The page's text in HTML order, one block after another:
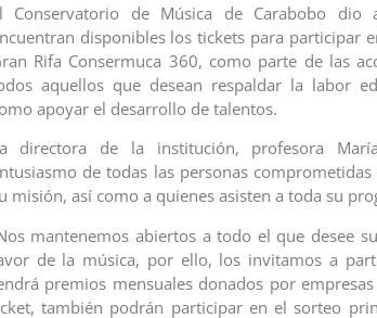
Conservatorio de Música de Carabobo
disponibles los tickets para participar
Rifa Consermuca 360, como parte de las
aquellos que desean respaldar la labor
apoyar el desarrollo de talentos.
directora de la institución, profesora
de todas las personas
misión, así como a quienes asisten a toda su
mantenemos abiertos a todo el que desee
de la música, por ello, los invitamos a
premios mensuales donados por
también podrán participar en el sorteo